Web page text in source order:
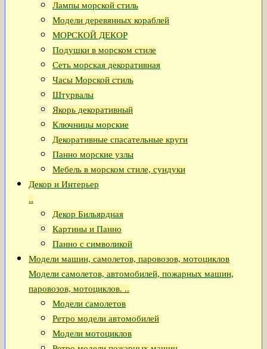
Лампы морской стиль
Модели деревянных кораблей
МОРСКОЙ ДЕКОР
Подушки в морском стиле
Сеть морская декоративная
Часы Морской стиль
Штурвалы
Якорь декоративный
Ключницы морские
Декоративные спасательные круги
Панно морские узлы
Мебель в морском стиле, сундуки
Декор и Интерьер
..
Декор Бильярдная
Картины и Панно
Панно с символикой
Модели машин, самолетов, паровозов, мотоциклов
Модели самолетов, автомобилей, пожарных машин,
паровозов, мотоциклов. ..
Модели самолетов
Ретро модели автомобилей
Модели мотоциклов